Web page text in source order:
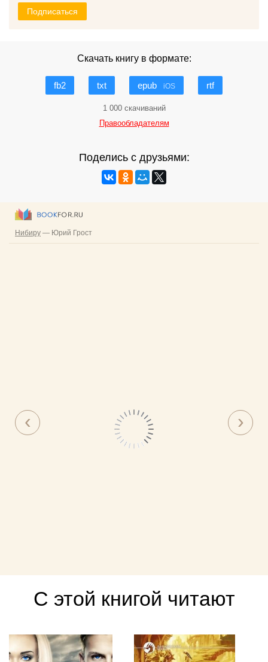
Подписаться
Скачать книгу в формате:
fb2 txt epub iOS rtf
1 000 скачиваний
Правообладателям
Поделись с друзьями:
С этой книгой читают